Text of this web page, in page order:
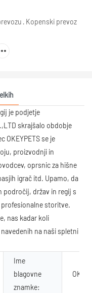
· Kopenski prevoz
je podjetje
skrajšalo obdobje
OKEYPETS se je
proizvodnji in
oprsnic za hišne
igrač itd. Upamo, da
področij, držav in regij s
storitve.
nas kadar koli
na naši spletni
Ime
blagovne
znamke: